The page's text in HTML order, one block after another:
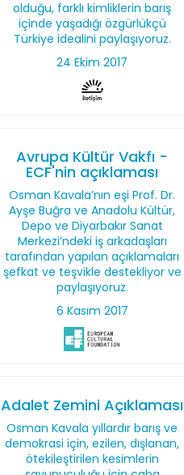
olduğu, farklı kimliklerin barış
içinde yaşadığı özgürlükçü
Türkiye idealini paylaşıyoruz.
24 Ekim 2017
Avrupa Kültür Vakfı -
ECF'nin açıklaması
Osman Kavala’nın eşi Prof. Dr.
Ayşe Buğra ve Anadolu Kültür,
Depo ve Diyarbakır Sanat
Merkezi’ndeki iş arkadaşları
tarafından yapılan açıklamaları
şefkat ve teşvikle destekliyor ve
paylaşıyoruz.
6 Kasım 2017
Adalet Zemini Açıklaması
Osman Kavala yıllardır barış ve
demokrasi için, ezilen, dışlanan,
ötekileştirilen kesimlerin